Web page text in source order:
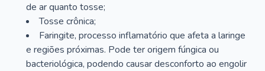
de ar quanto tosse;
Tosse crônica;
Faringite, processo inflamatório que afeta a laringe
e regiões próximas. Pode ter origem fúngica ou
bacteriológica, podendo causar desconforto ao engolir